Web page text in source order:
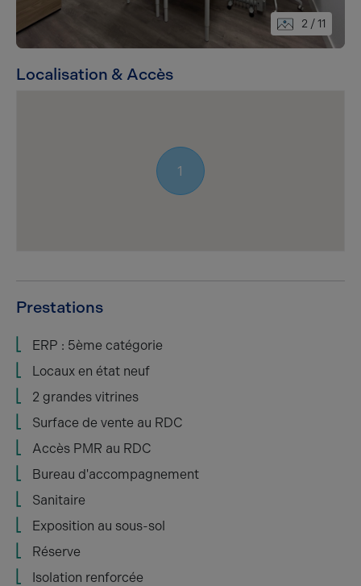
2 / 11
Localisation & Accès
1
Prestations
ERP : 5ème catégorie
Locaux en état neuf
2 grandes vitrines
Surface de vente au RDC
Accès PMR au RDC
Bureau d'accompagnement
Sanitaire
Exposition au sous-sol
Réserve
Isolation renforcée